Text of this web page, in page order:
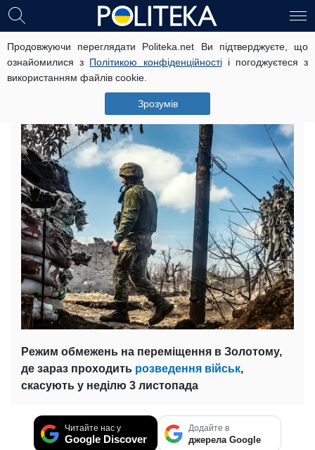
Продовжуючи переглядати Politeka.net Ви підтверджуєте, що
ознайомилися з Політикою конфіденційностіі погоджуєтеся з
використанням файлів cookie.
Зрозумів
Розведення військ у Золотому:
генерал розкрив правду про
ситуацію на Донбасі
Режим обмежень на переміщення в Золотому,
де зараз проходить розведення військ,
скасують у неділю 3 листопада
Читайте нас у
Google Discover
Додайте в
джерела Google